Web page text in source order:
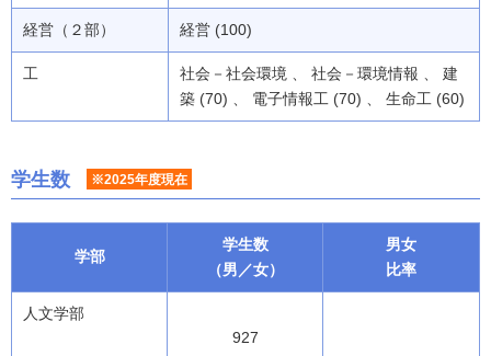
経営（２部） 経営 (100)
工
社会－社会環境 、 社会－環境情報 、 建
築 (70) 、 電子情報工 (70) 、 生命工 (60)
学生数 ※2025年度現在
学部
学生数
（男／女）
男女
比率
人文学部
927